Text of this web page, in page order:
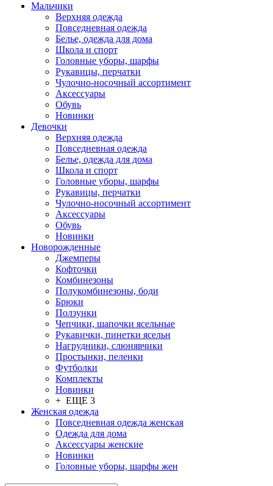
Мальчики
Верхняя одежда
Повседневная одежда
Белье, одежда для дома
Школа и спорт
Головные уборы, шарфы
Рукавицы, перчатки
Чулочно-носочный ассортимент
Аксессуары
Обувь
Новинки
Девочки
Верхняя одежда
Повседневная одежда
Белье, одежда для дома
Школа и спорт
Головные уборы, шарфы
Рукавицы, перчатки
Чулочно-носочный ассортимент
Аксессуары
Обувь
Новинки
Новорожденные
Джемперы
Кофточки
Комбинезоны
Полукомбинезоны, боди
Брюки
Ползунки
Чепчики, шапочки ясельные
Рукавички, пинетки ясельн
Нагрудники, слюнявчики
Простынки, пеленки
Футболки
Комплекты
Новинки
+ ЕЩЕ 3
Женская одежда
Повседневная одежда женская
Одежда для дома
Аксессуары женские
Новинки
Головные уборы, шарфы жен